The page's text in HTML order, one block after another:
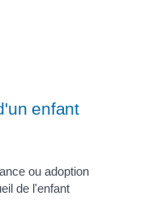
enfant
ou adoption
de l'enfant